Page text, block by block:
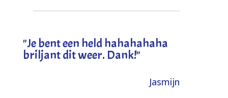
"Je bent een held hahahahaha
briljant dit weer. Dank!"
Jasmijn